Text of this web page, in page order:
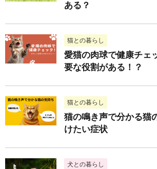
ある？
猫との暮らし
愛猫の肉球で健康チェ
要な役割がある！？
猫との暮らし
猫の鳴き声で分かる猫
けたい症状
犬との暮らし